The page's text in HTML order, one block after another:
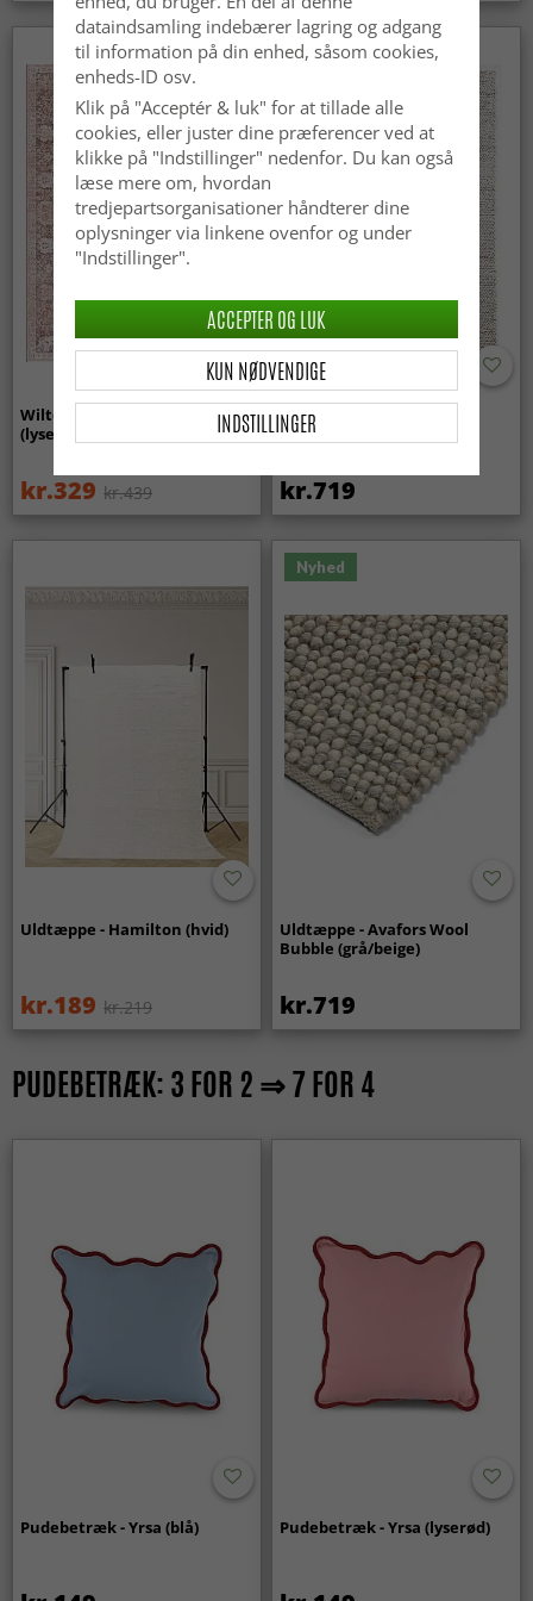
Wilton-tæppe - Gombalia
(lyserød)
kr.329 kr.439
Uldtæppe - Avafors Wool
Bubble (natural)
kr.719
Uldtæppe - Hamilton (hvid)
kr.189 kr.219
Nyhed
Uldtæppe - Avafors Wool
Bubble (grå/beige)
kr.719
PUDEBETRÆK: 3 FOR 2 ⇒ 7 FOR 4
Pudebetræk - Yrsa (blå) Pudebetræk - Yrsa (lyserød)
dataindsamling indebærer lagring og adgang
til information på din enhed, såsom cookies,
enheds-ID osv.
Klik på "Acceptér & luk" for at tillade alle
cookies, eller juster dine præferencer ved at
klikke på "Indstillinger" nedenfor. Du kan også
læse mere om, hvordan
tredjepartsorganisationer håndterer dine
oplysninger via linkene ovenfor og under
"Indstillinger".
INDSTILLINGER
KUN NØDVENDIGE
ACCEPTER OG LUK